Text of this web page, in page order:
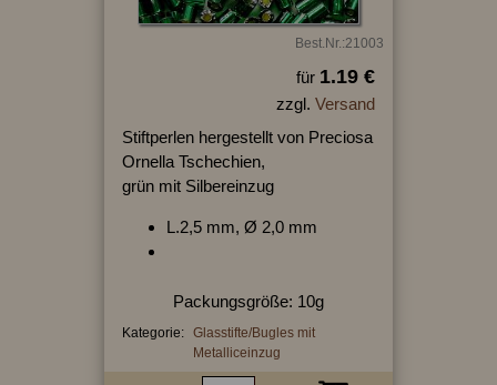
Best.Nr.:21003
für 1.19 €
zzgl. Versand
Stiftperlen hergestellt von Preciosa
Ornella Tschechien,
grün mit Silbereinzug
L.2,5 mm, Ø 2,0 mm
Packungsgröße: 10g
Kategorie: Glasstifte/Bugles mit
Metalliceinzug